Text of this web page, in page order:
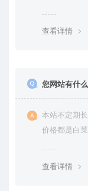
查看详情
您网站有什
本站不定期
价格都是白
查看详情